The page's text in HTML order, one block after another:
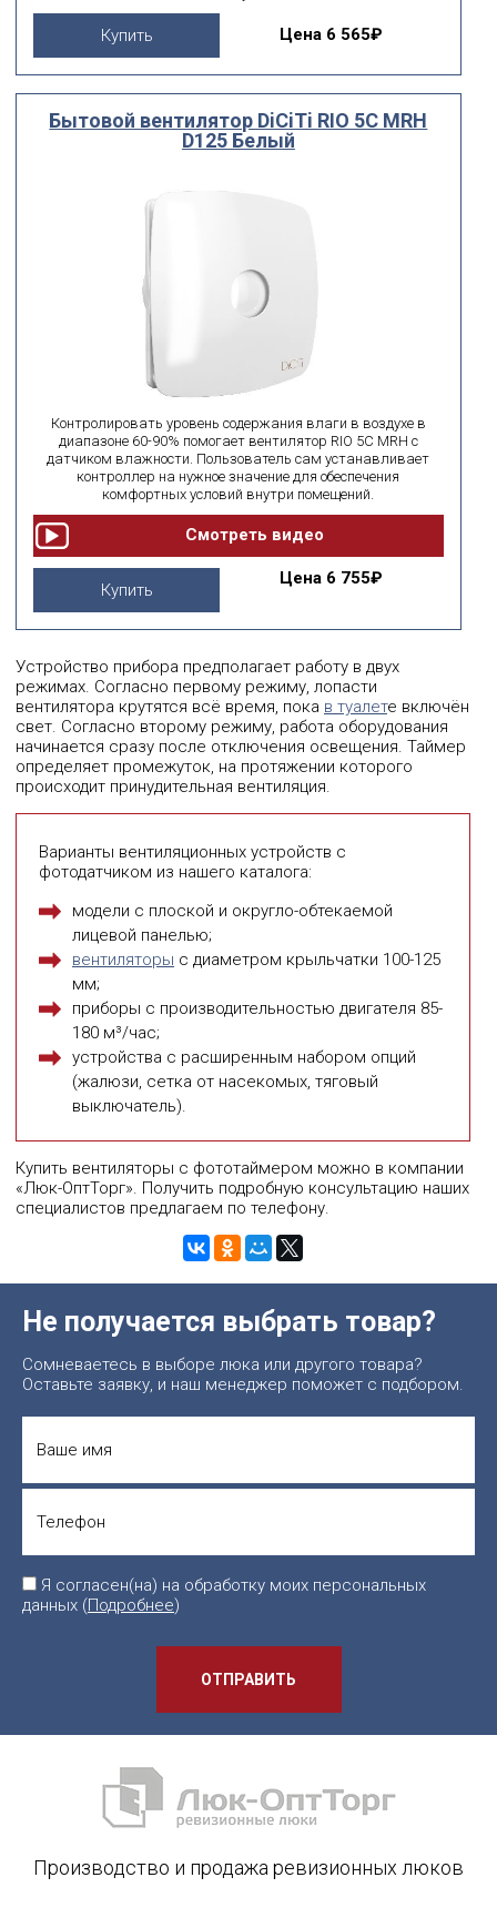
Купить Цена 6 565₽
Бытовой вентилятор DiCiTi RIO 5C MRH
D125 Белый
Контролировать уровень содержания влаги в воздухе в
диапазоне 60-90% помогает вентилятор RIO 5C MRH с
датчиком влажности. Пользователь сам устанавливает
контроллер на нужное значение для обеспечения
комфортных условий внутри помещений.
Купить
Цена 6 755₽
Устройство прибора предполагает работу в двух
режимах. Согласно первому режиму, лопасти
вентилятора крутятся всё время, пока в туалете включён
свет. Согласно второму режиму, работа оборудования
начинается сразу после отключения освещения. Таймер
определяет промежуток, на протяжении которого
происходит принудительная вентиляция.
Варианты вентиляционных устройств с
фотодатчиком из нашего каталога:
модели с плоской и округло-обтекаемой
лицевой панелью;
вентиляторы с диаметром крыльчатки 100-125
мм;
приборы с производительностью двигателя 85-
180 м³/час;
устройства с расширенным набором опций
(жалюзи, сетка от насекомых, тяговый
выключатель).
Купить вентиляторы с фототаймером можно в компании
«Люк-ОптТорг». Получить подробную консультацию наших
специалистов предлагаем по телефону.
Не получается выбрать товар?
Сомневаетесь в выборе люка или другого товара?
Оставьте заявку, и наш менеджер поможет с подбором.
Я согласен(на) на обработку моих персональных
данных (Подробнее)
ОТПРАВИТЬ
Производство и продажа ревизионных люков